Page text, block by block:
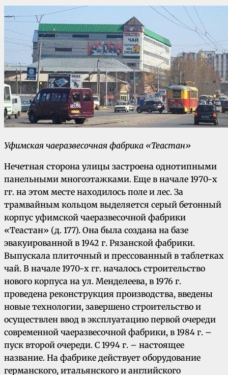
Уфимская чаеразвесочная фабрика «Теастан»
Нечетная сторона улицы застроена однотипными
панельными многоэтажками. Еще в начале 1970-х
гг. на этом месте находилось поле и лес. За
трамвайным кольцом выделяется серый бетонный
корпус уфимской чаеразвесочной фабрики
«Теастан» (д. 177). Она была создана на базе
эвакуированной в 1942 г. Рязанской фабрики.
Выпускала плиточный и прессованный в таблетках
чай. В начале 1970-х гг. началось строительство
нового корпуса на ул. Менделеева, в 1976 г.
проведена реконструкция производства, введены
новые технологии, завершено строительство и
осуществлен ввод в эксплуатацию первой очереди
современной чаеразвесочной фабрики, в 1984 г. –
пуск второй очереди. С 1994 г. – настоящее
название. На фабрике действует оборудование
германского, итальянского и английского